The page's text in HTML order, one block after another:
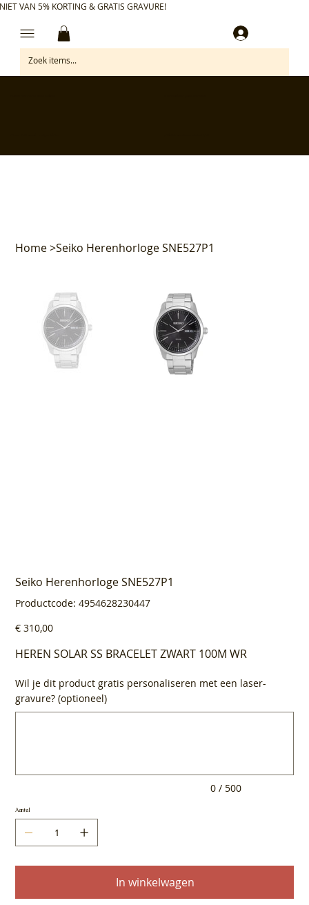
VAN 5% KORTING & GRATIS GRAVURE!
Home>Seiko Herenhorloge SNE527P1
Seiko Herenhorloge SNE527P1
Productcode:
Productcode
4954628230447
4954628230447
Prijs
€ 310,00
HEREN SOLAR SS BRACELET ZWART 100M WR
Wil je dit product gratis personaliseren met een laser-
gravure? (optioneel)
0 / 500
Aantal
In winkelwagen